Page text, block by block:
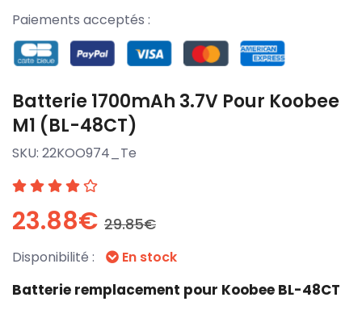
Paiements acceptés :
Batterie 1700mAh 3.7V Pour Koobee
M1 (BL-48CT)
SKU: 22KOO974_Te
23.88€ 29.85€
Disponibilité : En stock
Batterie remplacement pour Koobee BL-48CT